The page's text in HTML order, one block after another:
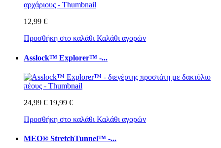
12,99 €
Προσθήκη στο καλάθι Καλάθι αγορών
Asslock™ Explorer™ -...
24,99 € 19,99 €
Προσθήκη στο καλάθι Καλάθι αγορών
MEO® StretchTunnel™ -...